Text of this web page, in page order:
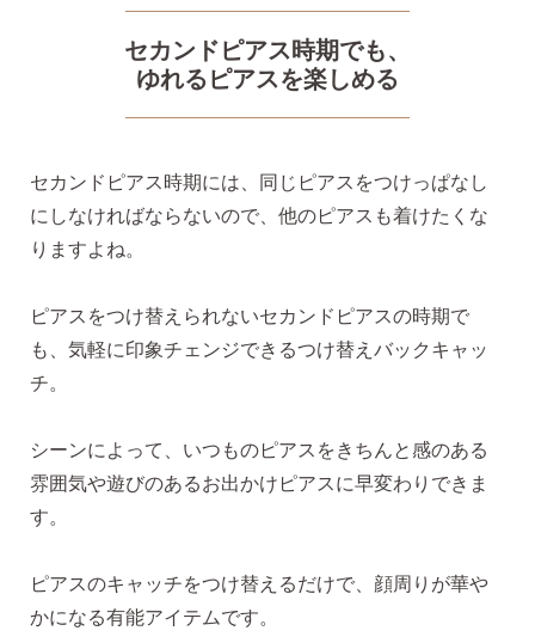
#アイスカラー #バックキャッチ
揺れるスタッドピアス
揺れるフックピアス
セカンドピアス時期でも、
ゆれるピアスを楽しめる
セカンドピアス時期には、同じピアスをつけっぱなし
にしなければならないので、他のピアスも着けたくな
りますよね。
ピアスをつけ替えられないセカンドピアスの時期で
も、気軽に印象チェンジできるつけ替えバックキャッ
チ。
シーンによって、いつものピアスをきちんと感のある
雰囲気や遊びのあるお出かけピアスに早変わりできま
す。
ピアスのキャッチをつけ替えるだけで、顔周りが華や
かになる有能アイテムです。